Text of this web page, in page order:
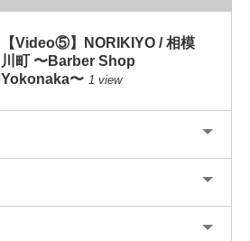
【Video⑤】NORIKIYO / 相模
川町 〜Barber Shop
Yokonaka〜 1 view